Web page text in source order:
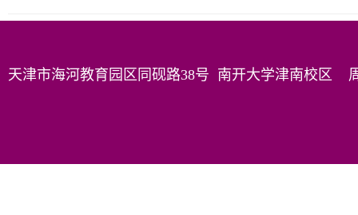
天津市海河教育园区同砚路38号 南开大学津南校区